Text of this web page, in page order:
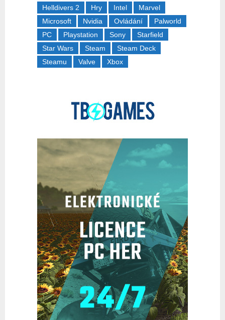
Helldivers 2
Hry Intel
Marvel
Microsoft
Nvidia Ovládání
Palworld
PC
Playstation Sony
Starfield
Star Wars
Steam
Steam Deck
Steamu
Valve Xbox